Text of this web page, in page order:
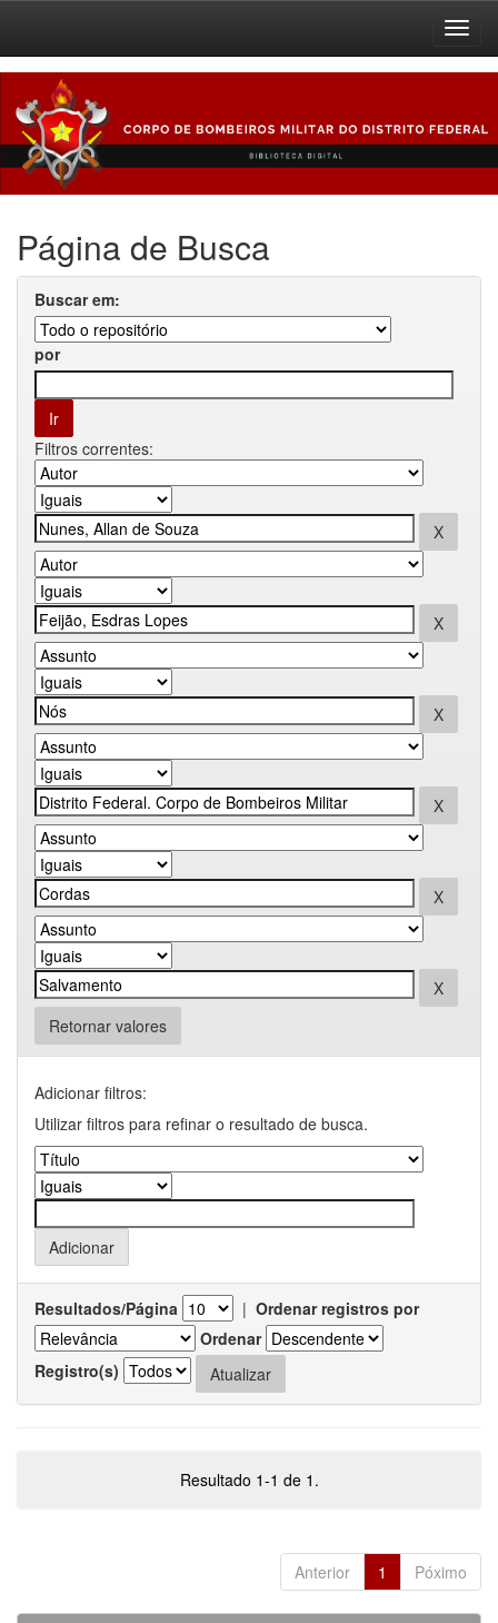
navigation
Página de Busca
Buscar em:
por
Filtros correntes:
Retornar valores
Adicionar filtros:
Utilizar filtros para refinar o resultado de busca.
Resultados/Página | Ordenar registros por
Ordenar
Registro(s)
Resultado 1-1 de 1.
Anterior 1 Póximo